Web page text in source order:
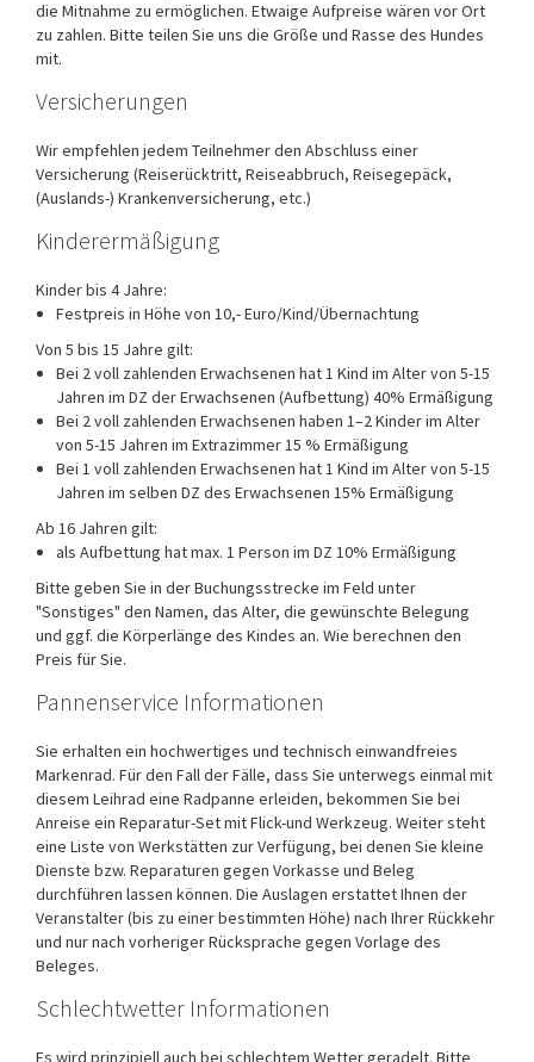
die Mitnahme zu ermöglichen. Etwaige Aufpreise wären vor Ort
zu zahlen. Bitte teilen Sie uns die Größe und Rasse des Hundes
mit.
Versicherungen
Wir empfehlen jedem Teilnehmer den Abschluss einer
Versicherung (Reiserücktritt, Reiseabbruch, Reisegepäck,
(Auslands-) Krankenversicherung, etc.)
Kinderermäßigung
Kinder bis 4 Jahre:
Festpreis in Höhe von 10,- Euro/Kind/Übernachtung
Von 5 bis 15 Jahre gilt:
Bei 2 voll zahlenden Erwachsenen hat 1 Kind im Alter von 5-15
Jahren im DZ der Erwachsenen (Aufbettung) 40% Ermäßigung
Bei 2 voll zahlenden Erwachsenen haben 1–2 Kinder im Alter
von 5-15 Jahren im Extrazimmer 15 % Ermäßigung
Bei 1 voll zahlenden Erwachsenen hat 1 Kind im Alter von 5-15
Jahren im selben DZ des Erwachsenen 15% Ermäßigung
Ab 16 Jahren gilt:
als Aufbettung hat max. 1 Person im DZ 10% Ermäßigung
Bitte geben Sie in der Buchungsstrecke im Feld unter
"Sonstiges" den Namen, das Alter, die gewünschte Belegung
und ggf. die Körperlänge des Kindes an. Wie berechnen den
Preis für Sie.
Pannenservice Informationen
Sie erhalten ein hochwertiges und technisch einwandfreies
Markenrad. Für den Fall der Fälle, dass Sie unterwegs einmal mit
diesem Leihrad eine Radpanne erleiden, bekommen Sie bei
Anreise ein Reparatur-Set mit Flick-und Werkzeug. Weiter steht
eine Liste von Werkstätten zur Verfügung, bei denen Sie kleine
Dienste bzw. Reparaturen gegen Vorkasse und Beleg
durchführen lassen können. Die Auslagen erstattet Ihnen der
Veranstalter (bis zu einer bestimmten Höhe) nach Ihrer Rückkehr
und nur nach vorheriger Rücksprache gegen Vorlage des
Beleges.
Schlechtwetter Informationen
Es wird prinzipiell auch bei schlechtem Wetter geradelt. Bitte